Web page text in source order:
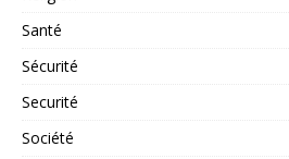
Santé
Sécurité
Securité
Société